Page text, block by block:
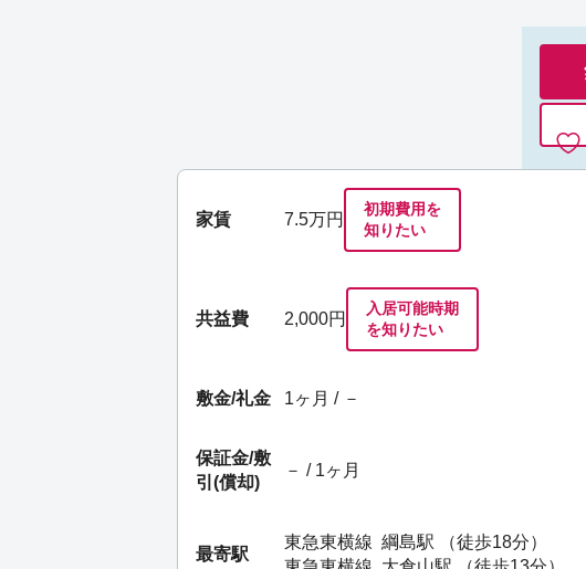
家賃 7.5万円
初期費用を
知りたい
共益費 2,000円
入居可能時期
を知りたい
敷金/礼金 1ヶ月 / －
保証金/敷
引(償却)
－ / 1ヶ月
最寄駅
東急東横線 綱島駅 （徒歩18分）